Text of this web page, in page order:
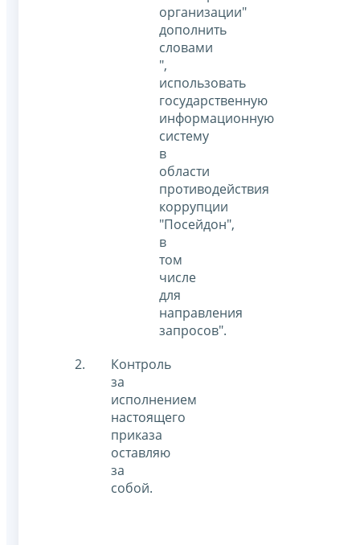
организации"
дополнить
словами
",
использовать
государственную
информационную
систему
в
области
противодействия
коррупции
"Посейдон",
в
том
числе
для
направления
запросов".
Контроль
за
исполнением
настоящего
приказа
оставляю
за
собой.